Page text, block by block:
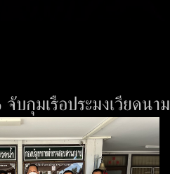
กุมเรือประมงเวียดนาม